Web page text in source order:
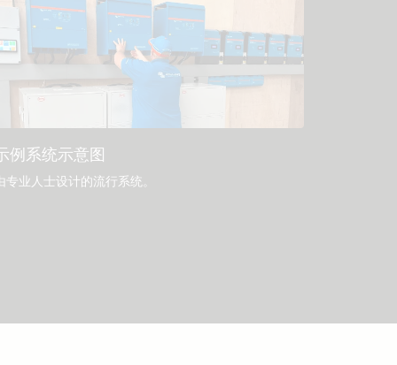
例系统示意图
专业人士设计的流行系统。